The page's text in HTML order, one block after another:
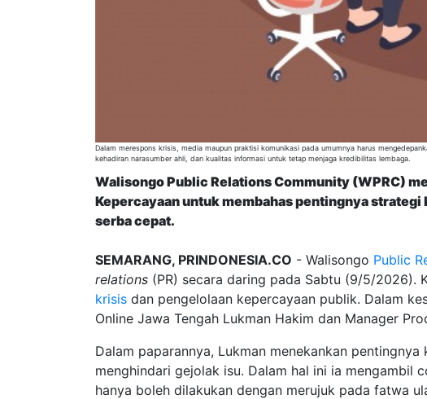
Dalam merespons krisis, media maupun praktisi komunikasi pada umumnya harus
kehadiran narasumber ahli, dan kualitas informasi untuk tetap menjaga kredibilitas lembaga.
Walisongo Public Relations Community (WPRC)
Kepercayaan untuk membahas pentingnya
serba cepat.
SEMARANG, PRINDONESIA.CO - Walisongo Public
relations (PR) secara daring pada Sabtu (9/5/2026).
krisis dan pengelolaan kepercayaan publik. Dalam
Online Jawa Tengah Lukman Hakim dan Manager
Dalam paparannya, Lukman menekankan
menghindari gejolak isu. Dalam hal ini ia mengambil
hanya boleh dilakukan dengan merujuk pada fatwa